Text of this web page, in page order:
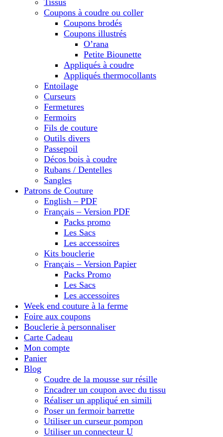
Tissus
Coupons à coudre ou coller
Coupons brodés
Coupons illustrés
O’rana
Petite Biounette
Appliqués à coudre
Appliqués thermocollants
Entoilage
Curseurs
Fermetures
Fermoirs
Fils de couture
Outils divers
Passepoil
Décos bois à coudre
Rubans / Dentelles
Sangles
Patrons de Couture
English – PDF
Français – Version PDF
Packs promo
Les Sacs
Les accessoires
Kits bouclerie
Français – Version Papier
Packs Promo
Les Sacs
Les accessoires
Week end couture à la ferme
Foire aux coupons
Bouclerie à personnaliser
Carte Cadeau
Mon compte
Panier
Blog
Coudre de la mousse sur résille
Encadrer un coupon avec du tissu
Réaliser un appliqué en simili
Poser un fermoir barrette
Utiliser un curseur pompon
Utiliser un connecteur U